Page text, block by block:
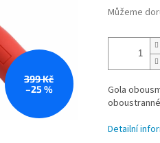
399 Kč
–25 %
Můžeme
Gola
Detailní